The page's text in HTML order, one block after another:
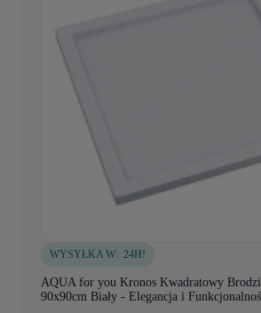
WYSYŁKA W: 24H!
AQUA for you Kronos Kwadratowy
90x90cm Biały - Elegancja i